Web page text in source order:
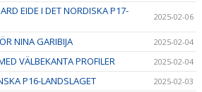
EIDE I DET NORDISKA P17-
2025-02-06
NINA GARIBIJA 2025-02-04
VÄLBEKANTA PROFILER 2025-02-04
P16-LANDSLAGET 2025-02-03